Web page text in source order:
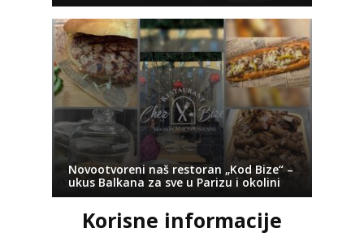
Novootvoreni naš restoran „Kod Bize“ –
ukus Balkana za sve u Parizu i okolini
Korisne informacije